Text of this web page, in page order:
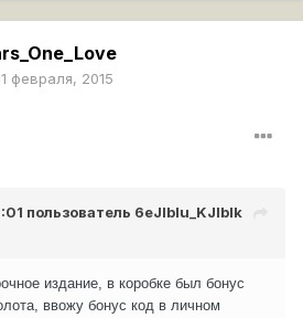
февраля, 2015
пользователь 6eJlblu_KJlblk
издание, в коробке был бонус
ввожу бонус код в личном